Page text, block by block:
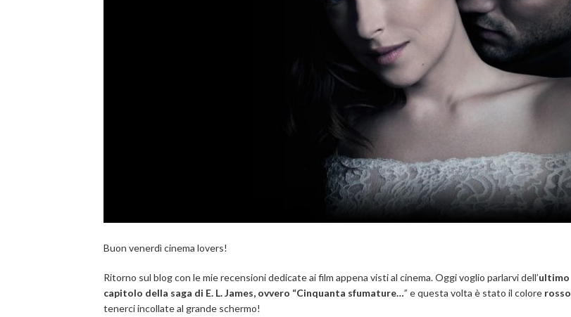
Buon venerdì cinema lovers!
Ritorno sul blog con le mie recensioni dedicate ai film appena visti al cinema. Oggi voglio parlarvi dell’ultimo
capitolo della saga di E. L. James, ovvero “Cinquanta sfumature…” e questa volta è stato il colore rosso
tenerci incollate al grande schermo!